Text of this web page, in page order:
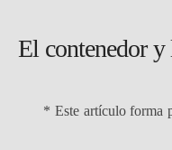
El contenedor y
* Este artículo forma